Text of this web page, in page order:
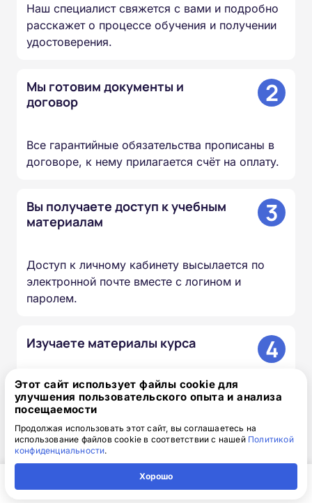
Наш специалист свяжется с вами и подробно
расскажет о процессе обучения и получении
удостоверения.
Мы готовим документы и
договор
2
Все гарантийные обязательства прописаны в
договоре, к нему прилагается счёт на оплату.
Вы получаете доступ к учебным
материалам
3
Доступ к личному кабинету высылается по
электронной почте вместе с логином и
паролем.
Изучаете материалы курса 4
Проходите лекции, изучаете документы и
презентации, сдаёте итоговый тест — в
удобное для вас время и темпе.
Мы вносим сведения в ФИС
5
Этот сайт использует файлы cookie для
улучшения пользовательского опыта и анализа
посещаемости
Продолжая использовать этот сайт, вы соглашаетесь на
использование файлов cookie в соответствии с нашей Политикой
конфиденциальности.
Хорошо